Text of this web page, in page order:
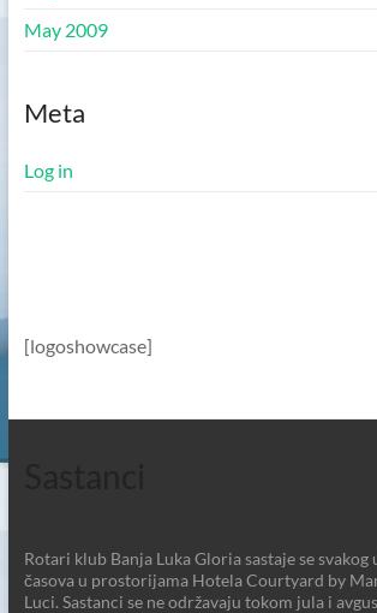
May 2009
Meta
Log in
[logoshowcase]
Rotari klub Banja Luka Gloria sastaje se svakog
časova u prostorijama Hotela Courtyard by
Luci. Sastanci se ne održavaju tokom jula i